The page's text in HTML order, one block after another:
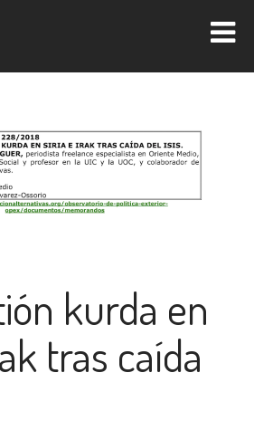
kurda en
tras caída